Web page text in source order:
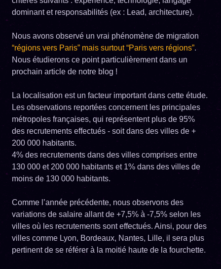
dominant et responsabilités (ex : Lead, architecture).
Nous avons observé un vrai phénomène de migration
“régions vers Paris” mais surtout “Paris vers régions”.
Nous étudierons ce point particulièrement dans un
prochain article de notre blog !
La localisation est un facteur important dans cette étude.
Les observations reportées concernent les principales
métropoles françaises, qui représentent plus de 95%
des recrutements effectués - soit dans des villes de +
200 000 habitants.
4% des recrutements dans des villes comprises entre
130 000 et 200 000 habitants et 1% dans des villes de
moins de 130 000 habitants.
Comme l’année précédente, nous observons des
variations de salaire allant de +7,5% à -7,5% selon les
villes où les recrutements sont effectués. Ainsi, pour des
villes comme Lyon, Bordeaux, Nantes, Lille, il sera plus
pertinent de se référer à la moitié haute de la fourchette.